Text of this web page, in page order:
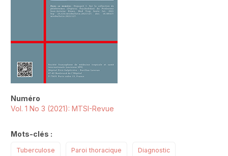
Numéro
Vol. 1 No 3 (2021): MTSI-Revue
Mots-clés :
Tuberculose Paroi thoracique Diagnostic